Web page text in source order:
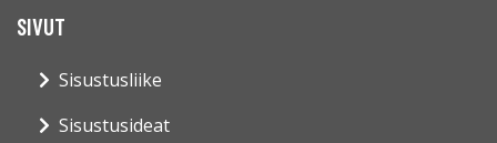
SIVUT
Sisustusliike
Sisustusideat